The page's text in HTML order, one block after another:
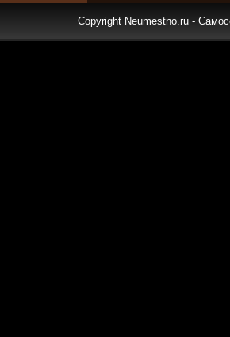
Copyright Neumestno.ru -